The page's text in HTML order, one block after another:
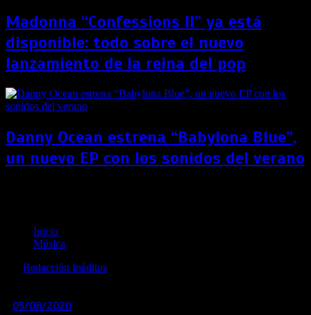
Madonna “Confessions II” ya está
disponible: todo sobre el nuevo
lanzamiento de la reina del pop
Danny Ocean estrena “Babylona Blue”,
un nuevo EP con los sonidos del verano
Inicio
Música
Redacción Inéditos
05/08/2020